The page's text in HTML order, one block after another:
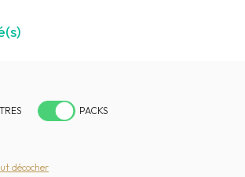
PACKS
décocher